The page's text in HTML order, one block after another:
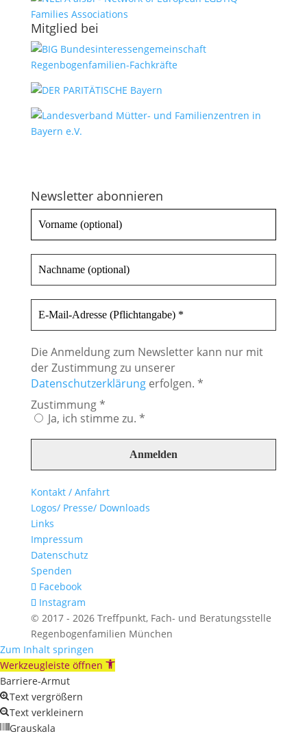
Mit­glied bei
Newsletter abonnieren
Die Anmeldung zum Newsletter kann nur mit
der Zustimmung zu unserer
Datenschutzerklärungerfolgen. *
Zustimmung*
Ja, ich stimme zu. *
Kontakt / Anfahrt
Logos/ Presse/ Downloads
Links
Impressum
Datenschutz
Spenden
Facebook
Instagram
© 2017 - 2026 Treffpunkt, Fach- und Beratungsstelle
Regenbogenfamilien München
Zum Inhalt springen
Werkzeugleiste öffnen
Barriere-Armut
Text vergrößern
Text verkleinern
Grauskala